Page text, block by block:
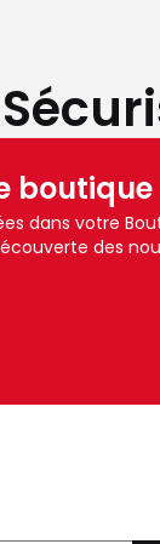
boutique
dans votre
des